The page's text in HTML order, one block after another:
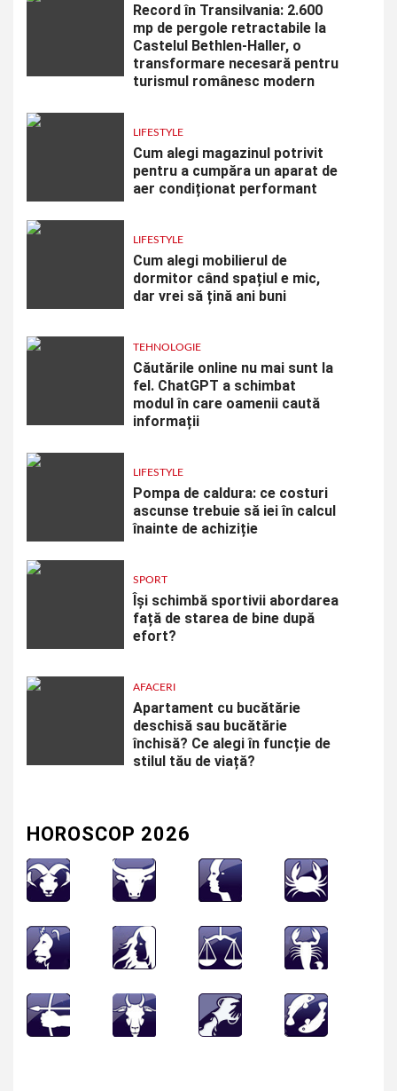
Record în Transilvania: 2.600
mp de pergole retractabile la
Castelul Bethlen-Haller, o
transformare necesară pentru
turismul românesc modern
LIFESTYLE
Cum alegi magazinul potrivit
pentru a cumpăra un aparat de
aer condiționat performant
LIFESTYLE
Cum alegi mobilierul de
dormitor când spațiul e mic,
dar vrei să țină ani buni
TEHNOLOGIE
Căutările online nu mai sunt la
fel. ChatGPT a schimbat
modul în care oamenii caută
informații
LIFESTYLE
Pompa de caldura: ce costuri
ascunse trebuie să iei în calcul
înainte de achiziție
SPORT
Își schimbă sportivii abordarea
față de starea de bine după
efort?
AFACERI
Apartament cu bucătărie
deschisă sau bucătărie
închisă? Ce alegi în funcție de
stilul tău de viață?
HOROSCOP 2026